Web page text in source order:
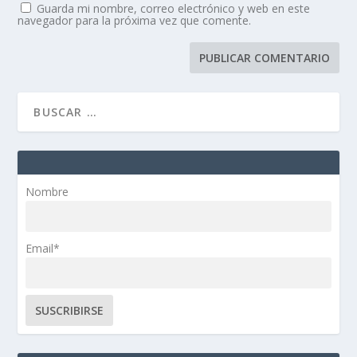
Guarda mi nombre, correo electrónico y web en este
navegador para la próxima vez que comente.
Nombre
Email*